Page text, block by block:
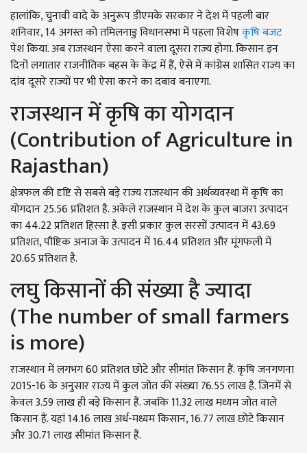
हालांकि, चुनावी वादे के अनुरूप डीएमके सरकार ने देश में पहली बार
शनिवार, 14 अगस्त को तमिलनाडु विधानसभा में पहला विशेषकृषि बजट
पेश किया. अब राजस्थान ऐसा करने वाला दूसरा राज्य होगा. किसान इन
दिनों लगातार राजनीतिक बहस के केंद्र में हैं, ऐसे में कांग्रेस शासित राज्य का
दांव दूसरे राज्यों पर भी ऐसा करने का दबाव बनाएगा.
राजस्थान में कृषि का योगदान
(Contribution of Agriculture in
Rajasthan)
क्षेत्रफल की दृष्टि से सबसे बड़े राज्य राजस्थान की अर्थव्यवस्था में कृषि का
योगदान 25.56 प्रतिशत है. अकेले राजस्थान में देश के कुल बाजरा उत्पादन
का 44.22 प्रतिशत हिस्सा है. इसी प्रकार कुल सरसों उत्पादन में 43.69
प्रतिशत, पौष्टिक अनाज के उत्पादन में 16.44 प्रतिशत और मूंगफली में
20.65 प्रतिशत है.
लघु किसानों की संख्या है ज्यादा
(The number of small farmers
is more)
राजस्थान में लगभग 60 प्रतिशत छोटे और सीमांत किसान हैं. कृषि जनगणना
2015-16 के अनुसार राज्य में कुल जोत की संख्या 76.55 लाख है. जिनमें से
केवल 3.59 लाख ही बड़े किसान हैं. जबकि 11.32 लाख मध्यम जोत वाले
किसान हैं. यहां 14.16 लाख अर्ध-मध्यम किसान, 16.77 लाख छोटे किसान
और 30.71 लाख सीमांत किसान हैं.